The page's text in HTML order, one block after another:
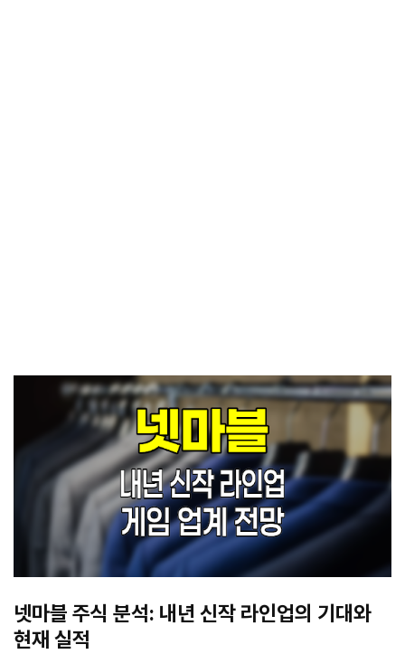
넷마블 주식 분석: 내년 신작 라인업의 기대와
현재 실적